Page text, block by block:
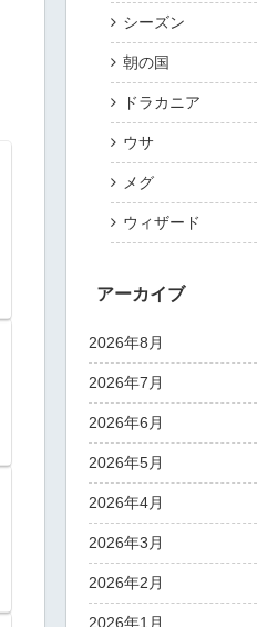
シーズン
朝の国
ドラカニア
ウサ
メグ
ウィザード
アーカイブ
2026年8月
2026年7月
2026年6月
2026年5月
2026年4月
2026年3月
2026年2月
2026年1月